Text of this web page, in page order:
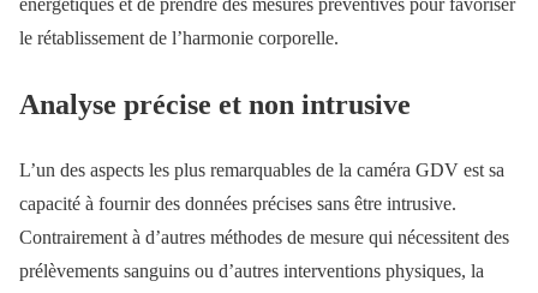
énergétiques et de prendre des mesures préventives pour favoriser
le rétablissement de l’harmonie corporelle.
Analyse précise et non intrusive
L’un des aspects les plus remarquables de la caméra GDV est sa
capacité à fournir des données précises sans être intrusive.
Contrairement à d’autres méthodes de mesure qui nécessitent des
prélèvements sanguins ou d’autres interventions physiques, la